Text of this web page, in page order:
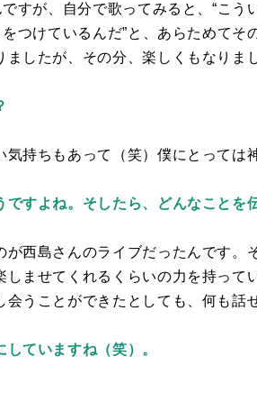
すが、自分で歌ってみると、“こ
つけているんだ”と、あらためて
したが、その分、楽しくもなりま
気持ちもあって（笑）僕にとっては
すよね。そしたら、どんなことを
が西島さんのライブだったんです。
ませてくれるくらいの力を持って
うことができたとしても、何も話
ていますね（笑）。